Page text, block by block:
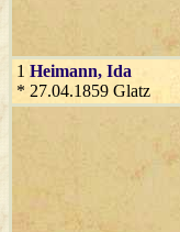
1 Heimann, Ida
* 27.04.1859 Glatz